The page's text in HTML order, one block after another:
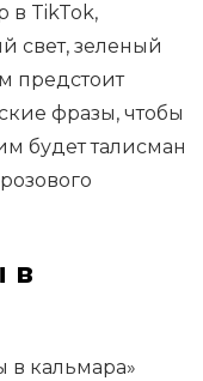
в TikTok,
свет, зеленый
предстоит
фразы, чтобы
будет талисман
в
в кальмара»